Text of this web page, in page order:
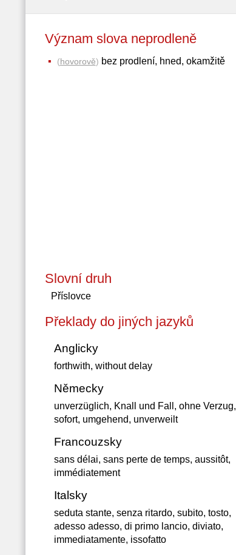
Význam slova neprodleně
(hovorově) bez prodlení, hned, okamžitě
Slovní druh
Příslovce
Překlady do jiných jazyků
Anglicky
forthwith, without delay
Německy
unverzüglich, Knall und Fall, ohne Verzug,
sofort, umgehend, unverweilt
Francouzsky
sans délai, sans perte de temps, aussitôt,
immédiatement
Italsky
seduta stante, senza ritardo, subito, tosto,
adesso adesso, di primo lancio, diviato,
immediatamente, issofatto